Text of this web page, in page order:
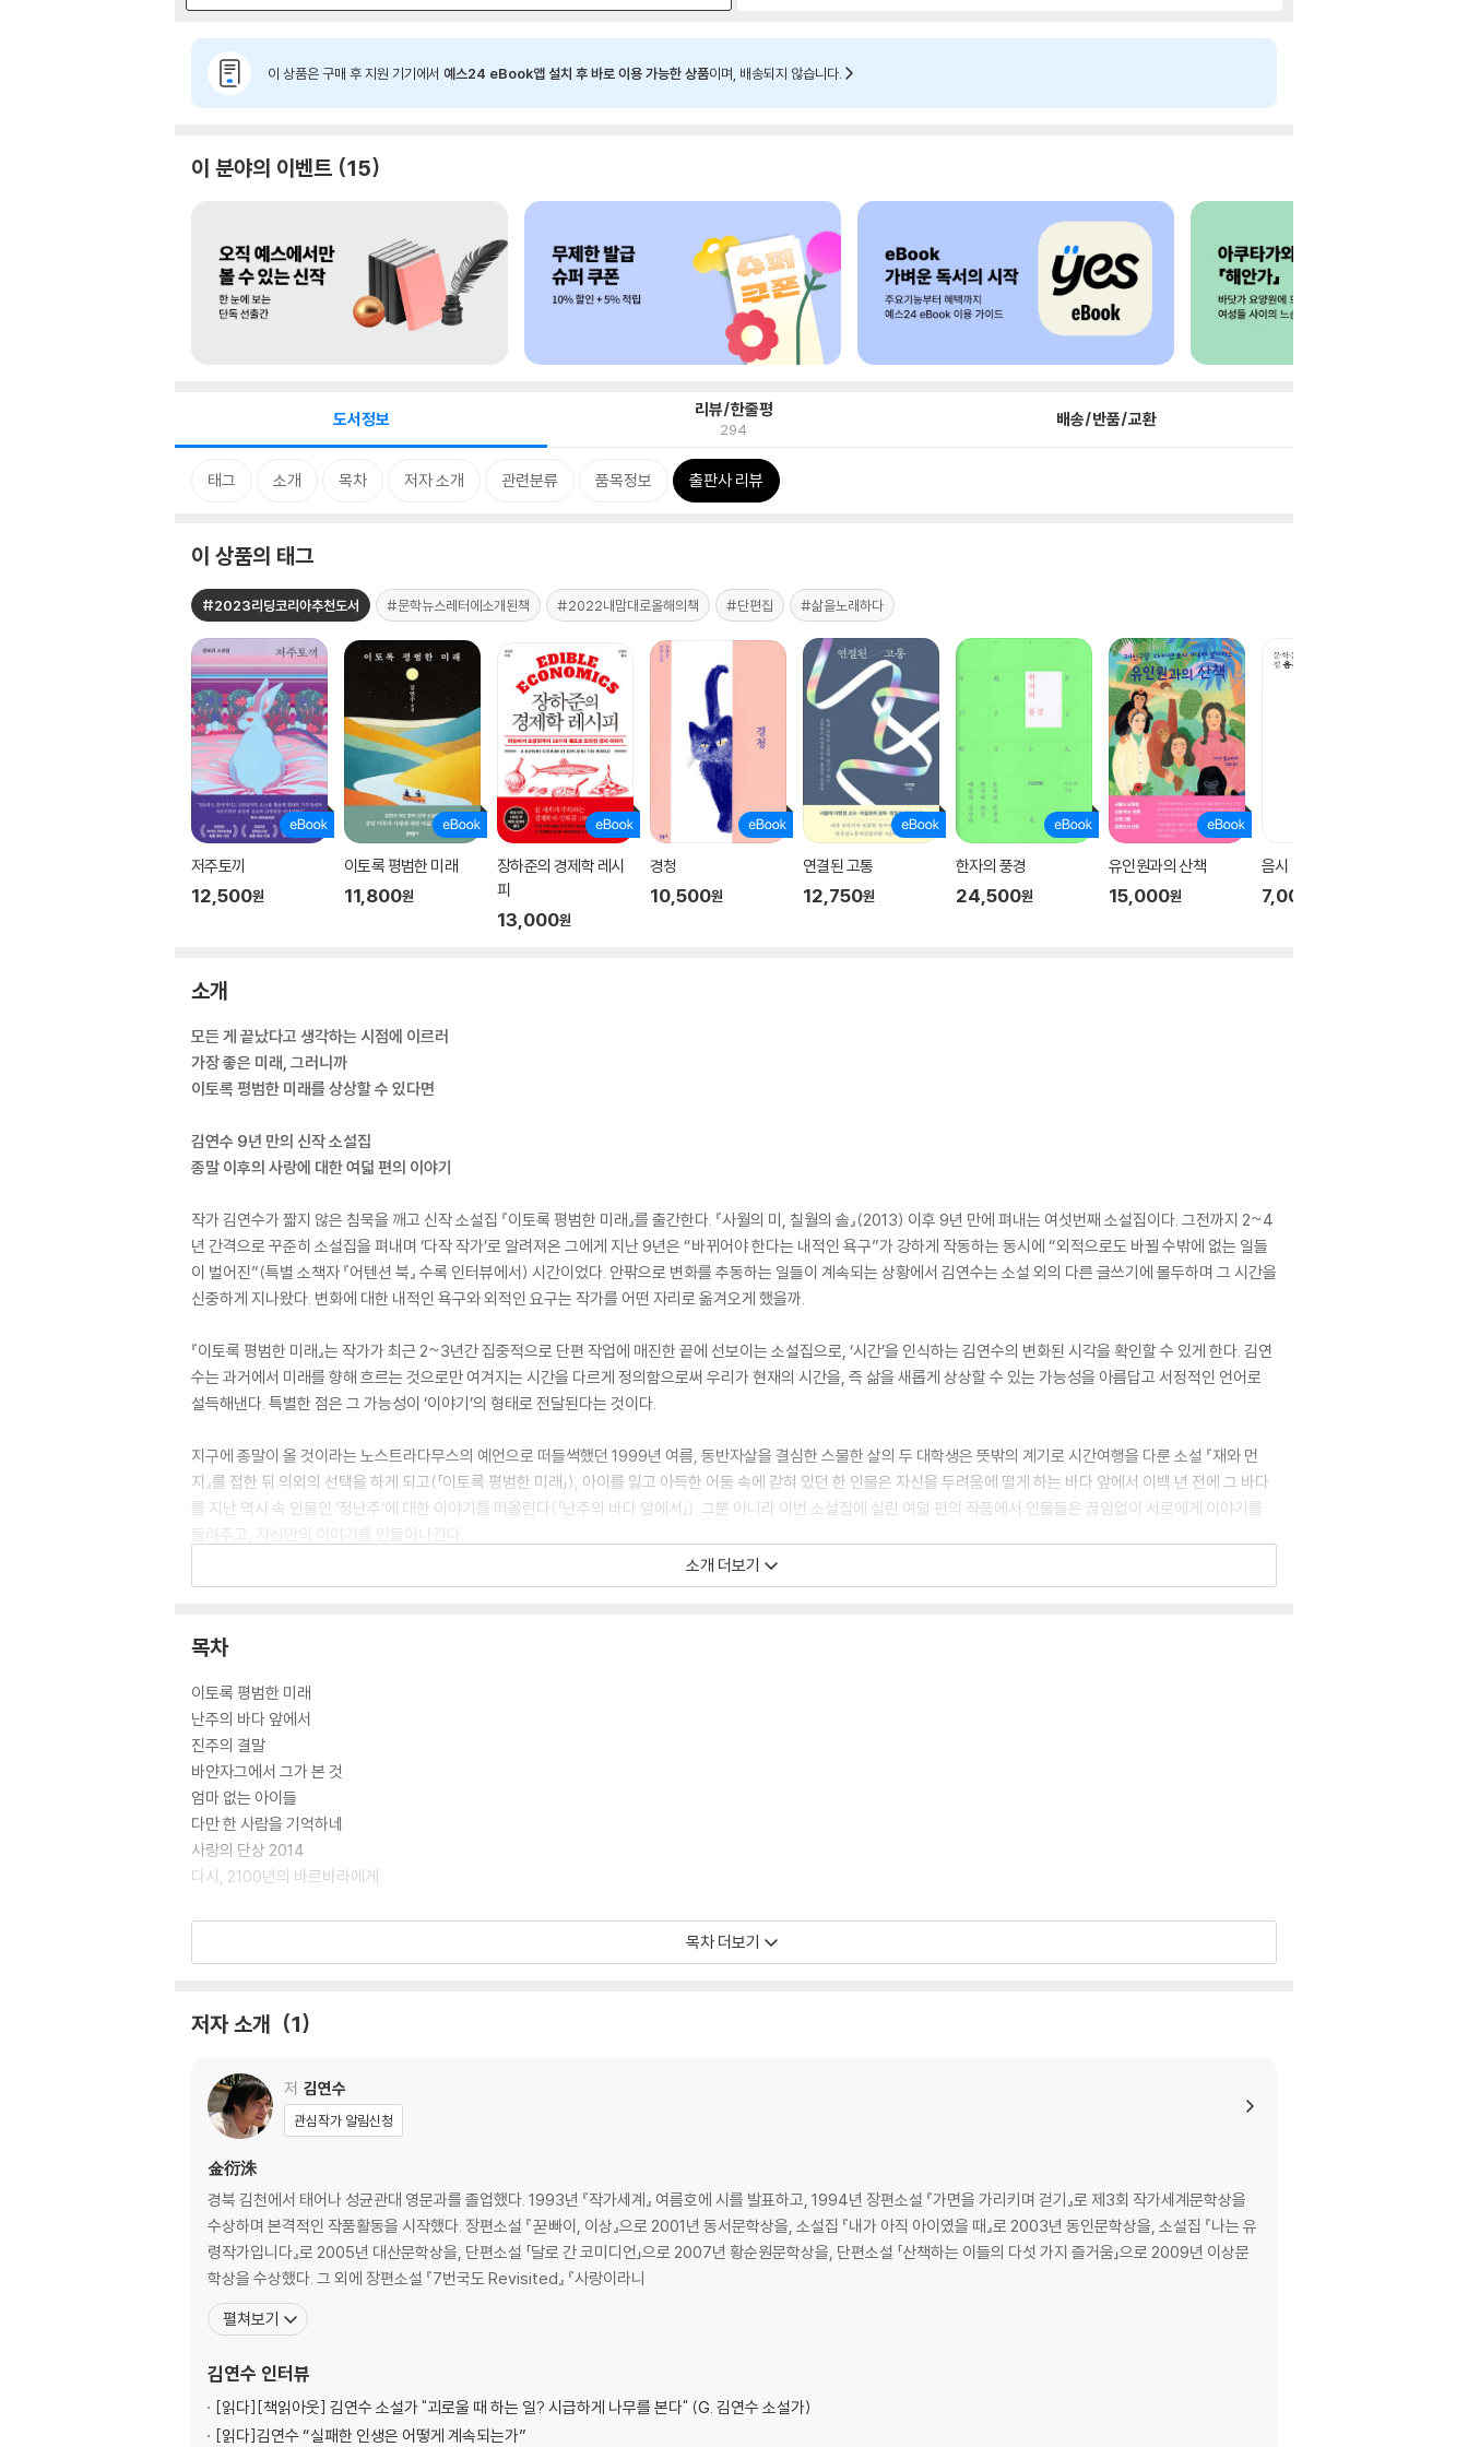
이 상품은 구매 후 지원 기기에서 예스24 eBook앱 설치 후 바로 이용 가능한 상품이며, 배송되지 않습니다.
이 분야의 이벤트 15
도서정보 리뷰/한줄평
294 배송/반품/교환
태그 소개 목차 저자 소개 관련분류 품목정보 출판사 리뷰
이 상품의 태그
#2023리딩코리아추천도서 #문학뉴스레터에소개된책 #2022내맘대로올해의책 #단편집 #삶을노래하다
저주토끼
12,500원
이토록 평범한 미래
11,800원
장하준의 경제학 레시
피
13,000원
경청
10,500원
연결된 고통
12,750원
한자의 풍경
24,500원
유인원과의 산책
15,000원
음시
7,000
소개
모든 게 끝났다고 생각하는 시점에 이르러
가장 좋은 미래, 그러니까
이토록 평범한 미래를 상상할 수 있다면
김연수 9년 만의 신작 소설집
종말 이후의 사랑에 대한 여덟 편의 이야기
작가 김연수가 짧지 않은 침묵을 깨고 신작 소설집 『이토록 평범한 미래』를 출간한다. 『사월의 미, 칠월의 솔』(2013) 이후 9년 만에 펴내는 여섯번째 소설집이다. 그전까지 2~4
년 간격으로 꾸준히 소설집을 펴내며 ‘다작 작가’로 알려져온 그에게 지난 9년은 “바뀌어야 한다는 내적인 욕구”가 강하게 작동하는 동시에 “외적으로도 바뀔 수밖에 없는 일들
이 벌어진”(특별 소책자 『어텐션 북』 수록 인터뷰에서) 시간이었다. 안팎으로 변화를 추동하는 일들이 계속되는 상황에서 김연수는 소설 외의 다른 글쓰기에 몰두하며 그 시간을
신중하게 지나왔다. 변화에 대한 내적인 욕구와 외적인 요구는 작가를 어떤 자리로 옮겨오게 했을까.
『이토록 평범한 미래』는 작가가 최근 2~3년간 집중적으로 단편 작업에 매진한 끝에 선보이는 소설집으로, ‘시간’을 인식하는 김연수의 변화된 시각을 확인할 수 있게 한다. 김연
수는 과거에서 미래를 향해 흐르는 것으로만 여겨지는 시간을 다르게 정의함으로써 우리가 현재의 시간을, 즉 삶을 새롭게 상상할 수 있는 가능성을 아름답고 서정적인 언어로
설득해낸다. 특별한 점은 그 가능성이 ‘이야기’의 형태로 전달된다는 것이다.
지구에 종말이 올 것이라는 노스트라다무스의 예언으로 떠들썩했던 1999년 여름, 동반자살을 결심한 스물한 살의 두 대학생은 뜻밖의 계기로 시간여행을 다룬 소설 『재와 먼
지』를 접한 뒤 의외의 선택을 하게 되고(「이토록 평범한 미래」), 아이를 잃고 아득한 어둠 속에 갇혀 있던 한 인물은 자신을 두려움에 떨게 하는 바다 앞에서 이백 년 전에 그 바다
를 지난 역사 속 인물인 ‘정난주’에 대한 이야기를 떠올린다(「난주의 바다 앞에서」). 그뿐 아니라 이번 소설집에 실린 여덟 편의 작품에서 인물들은 끊임없이 서로에게 이야기를
들려주고, 자신만의 이야기를 만들어나간다.
마치 이야기가 현재의 자신에게, 그리고 타인에게 어떤 영향을 미칠지 실험하는 신중한 관찰자처럼. 그렇게 이야기와 삶이 서로를 넘나들며 아름답게 스며드는 과정을 함께 경험
끝에 도출해낸, 소설의 표현을 빌리자면, “언젠가 세상의 모든 것은 이야기로 바뀔 것이고, 그때가 되면 서로 이해하지 못할 것은 하나도 없게 되리라고 믿는 이야기 중독자”(「바
소개 더보기
목차
이토록 평범한 미래
난주의 바다 앞에서
진주의 결말
바얀자그에서 그가 본 것
엄마 없는 아이들
다만 한 사람을 기억하네
사랑의 단상 2014
다시, 2100년의 바르바라에게
해설 | 박혜진(문학평론가)
목차 더보기
저자 소개 1
저 김연수
관심작가 알림신청
金衍洙
경북 김천에서 태어나 성균관대 영문과를 졸업했다. 1993년 『작가세계』 여름호에 시를 발표하고, 1994년 장편소설 『가면을 가리키며 걷기』로 제3회 작가세계문학상을
수상하며 본격적인 작품활동을 시작했다. 장편소설 『꾿빠이, 이상』으로 2001년 동서문학상을, 소설집 『내가 아직 아이였을 때』로 2003년 동인문학상을, 소설집 『나는 유
령작가입니다』로 2005년 대산문학상을, 단편소설 「달로 간 코미디언」으로 2007년 황순원문학상을, 단편소설 「산책하는 이들의 다섯 가지 즐거움」으로 2009년 이상문
학상을 수상했다. 그 외에 장편소설 『7번국도 Revisited』 『사랑이라니
펼쳐보기
김연수 인터뷰
[읽다][책읽아웃] 김연수 소설가 "괴로울 때 하는 일? 시급하게 나무를 본다" (G. 김연수 소설가)
[읽다]김연수 “실패한 인생은 어떻게 계속되는가”